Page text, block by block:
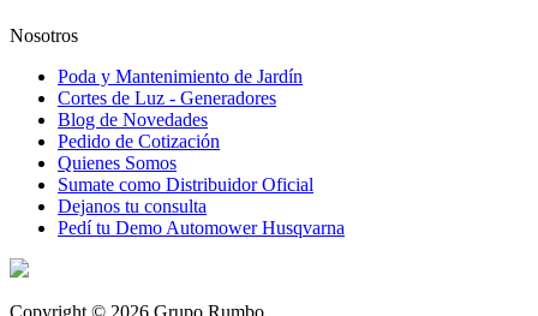
Nosotros
Poda y Mantenimiento de Jardín
Cortes de Luz - Generadores
Blog de Novedades
Pedido de Cotización
Quienes Somos
Sumate como Distribuidor Oficial
Dejanos tu consulta
Pedí tu Demo Automower Husqvarna
Copyright © 2026 Grupo Rumbo